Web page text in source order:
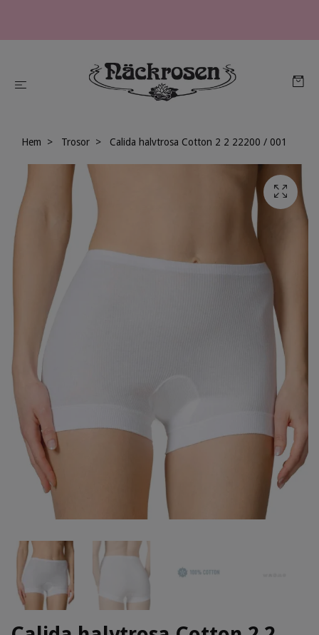
Hem Trosor Calida halvtrosa Cotton 2 2 22200 / 001